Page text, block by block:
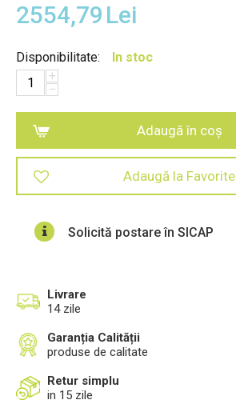
2554,79 Lei
Disponibilitate:
In stoc
+
−
Adaugă în coș
Adaugă la Favorite
Solicită postare în SICAP
Livrare
14 zile
Garanția Calității
produse de calitate
Retur simplu
in 15 zile